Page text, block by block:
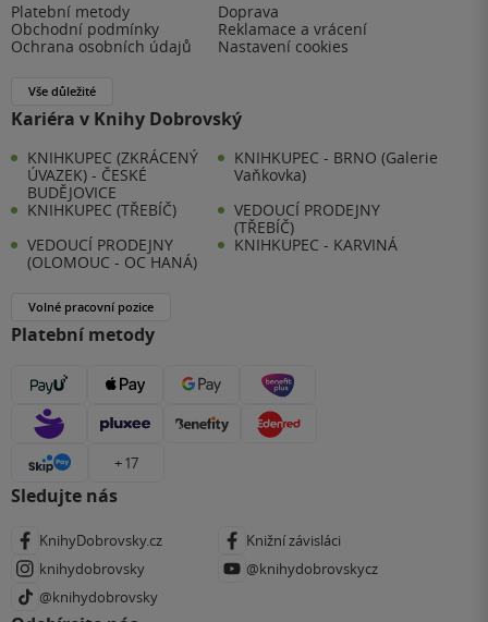
Platební metody
Doprava
Obchodní podmínky
Reklamace a vrácení
Ochrana osobních údajů
Nastavení cookies
Vše důležité
Kariéra v Knihy Dobrovský
KNIHKUPEC (ZKRÁCENÝ
ÚVAZEK) - ČESKÉ
BUDĚJOVICE
KNIHKUPEC - BRNO (Galerie
Vaňkovka)
KNIHKUPEC (TŘEBÍČ)
VEDOUCÍ PRODEJNY
(TŘEBÍČ)
VEDOUCÍ PRODEJNY
(OLOMOUC - OC HANÁ)
KNIHKUPEC - KARVINÁ
Volné pracovní pozice
Platební metody
+ 17
Sledujte nás
KnihyDobrovsky.cz
Knižní závisláci
knihydobrovsky
@knihydobrovskycz
@knihydobrovsky